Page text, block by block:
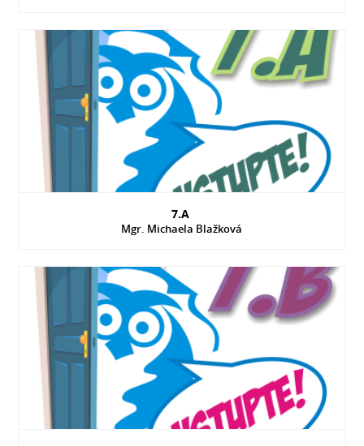
7.A
Mgr. Michaela Blažková